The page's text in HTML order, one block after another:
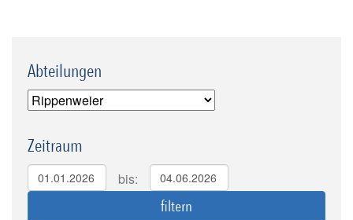
Abteilungen
Zeitraum
bis: